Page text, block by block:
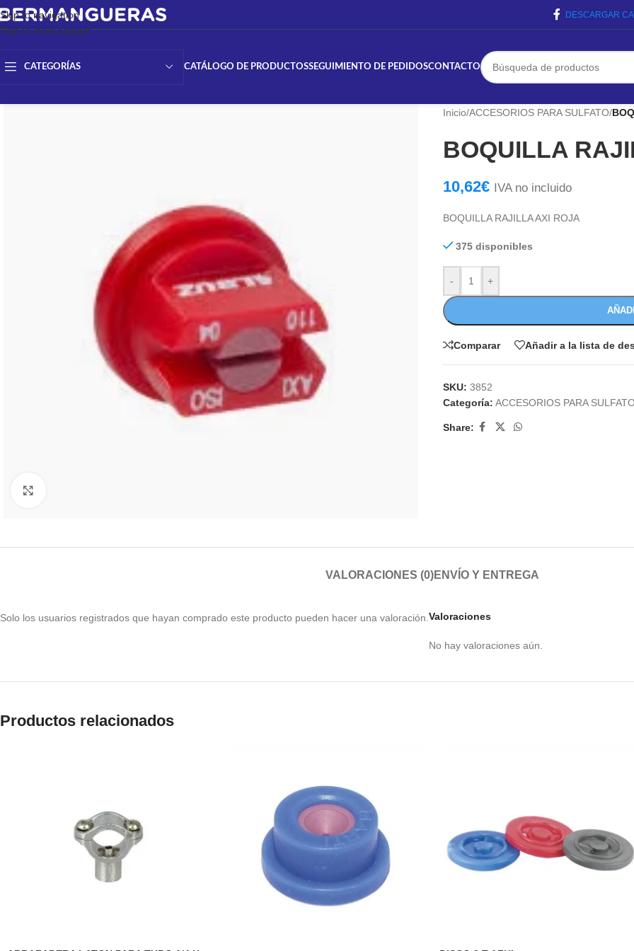
Skip to navigation
Skip to main content
DESCARGAR
CATEGORÍAS CATÁLOGO DE PRODUCTOSSEGUIMIENTO DE PEDIDOSCONTACTO
Inicio/ACCESORIOS PARA SULFATO/
BOQUILLA
10,62€ IVA no incluido
BOQUILLA RAJILLA AXI ROJA
375 disponibles
- +
Comparar Añadir a la lista de
SKU: 3852
Categoría: ACCESORIOS PARA
Share:
VALORACIONES (0)ENVÍO Y ENTREGA
Valoraciones
No hay valoraciones aún.
Solo los usuarios registrados que hayan comprado este producto pueden hacer una valoración.
Productos relacionados